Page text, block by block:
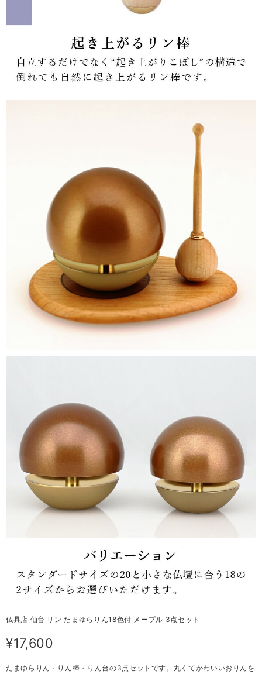
仏具店 仙台 リン たまゆらりん18色付 メープル 3点セット
¥17,600
たまゆらりん・りん棒・りん台の3点セットです。丸くてかわいいおりんを